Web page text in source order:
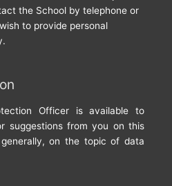
the School by telephone or
to provide personal
Officer is available to
suggestions from you on this
on the topic of data